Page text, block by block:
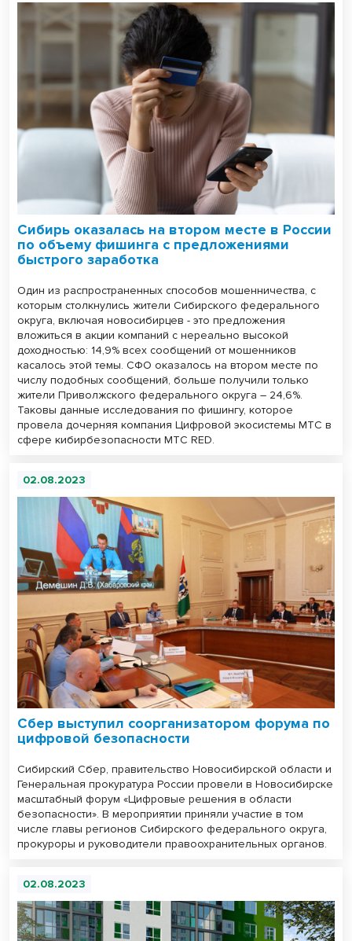
Сибирь оказалась на втором месте в России
по объему фишинга с предложениями
быстрого заработка
Один из распространенных способов мошенничества, с
которым столкнулись жители Сибирского федерального
округа, включая новосибирцев - это предложения
вложиться в акции компаний с нереально высокой
доходностью: 14,9% всех сообщений от мошенников
касалось этой темы. СФО оказалось на втором месте по
числу подобных сообщений, больше получили только
жители Приволжского федерального округа – 24,6%.
Таковы данные исследования по фишингу, которое
провела дочерняя компания Цифровой экосистемы МТС в
сфере кибирбезопасности МТС RED.
02.08.2023
Сбер выступил соорганизатором форума по
цифровой безопасности
Сибирский Сбер, правительство Новосибирской области и
Генеральная прокуратура России провели в Новосибирске
масштабный форум «Цифровые решения в области
безопасности». В мероприятии приняли участие в том
числе главы регионов Сибирского федерального округа,
прокуроры и руководители правоохранительных органов.
02.08.2023